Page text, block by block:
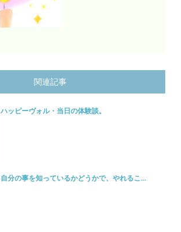
関連記事
ハッピーヴォル・当日の体験談。
自分の事を知っているかどうかで、やれるこ...